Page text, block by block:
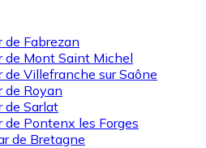
de Fabrezan
de Mont Saint Michel
Villefranche sur Saône
de Royan
de Sarlat
Pontenx les Forges
de Bretagne